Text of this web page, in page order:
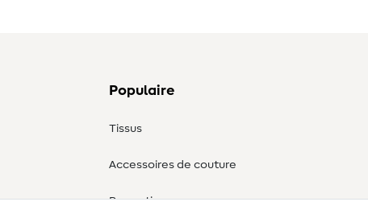
Populaire
Tissus
Accessoires de couture
Promotions